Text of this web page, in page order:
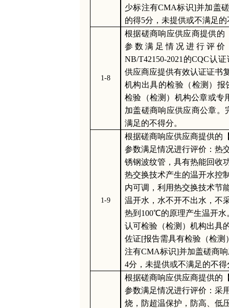
少标注有CMA标识]并加盖
的得5分，未提供或不满足
1-8
根据磋商响应供应商提供的
参数满足情况进行评
NB/T42150-2021的CQC认
供应商应提供有效认证证书
机构出具的检验（检测）
检验（检测）机构公章或专
加盖磋商响应供应商公章。
满足的不得分。
1-9
根据磋商响应供应商提供的
参数满足情况进行评价：热
锈钢波纹管，具有热能回收
热交换技术产生的温开水控
内可调，利用热交换技术节
温开水，水不开不出水，不
热到100℃的原理产生温开
认可检验（检测）机构出具
佐证[报告需具有检验（检
注有CMA标识]并加盖磋商
4分，未提供或不满足的不得
根据磋商响应供应商提供的
参数满足情况进行评价：采
烧，防超温保护，防高、低